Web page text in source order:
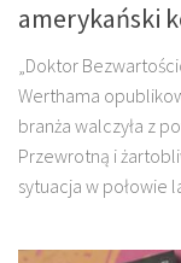
amerykański
„Doktor
Werthama
branża walczyła z
Przewrotną i
sytuacja w połowie